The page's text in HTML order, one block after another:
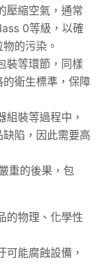
壓縮空氣，通常
0等級，以確
的污染。
裝等環節，同樣
衛生標準，保障
組裝等過程中，
陷，因此需要高
重的後果，包
的物理、化學性
可能腐蝕設備，